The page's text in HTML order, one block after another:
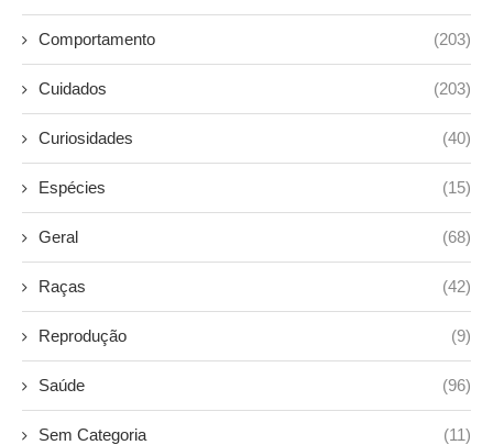
Comportamento (203)
Cuidados (203)
Curiosidades (40)
Espécies (15)
Geral (68)
Raças (42)
Reprodução (9)
Saúde (96)
Sem Categoria (11)